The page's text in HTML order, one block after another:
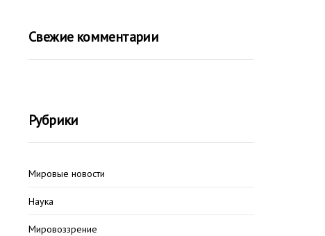
Свежие комментарии
Рубрики
Мировые новости
Наука
Мировоззрение